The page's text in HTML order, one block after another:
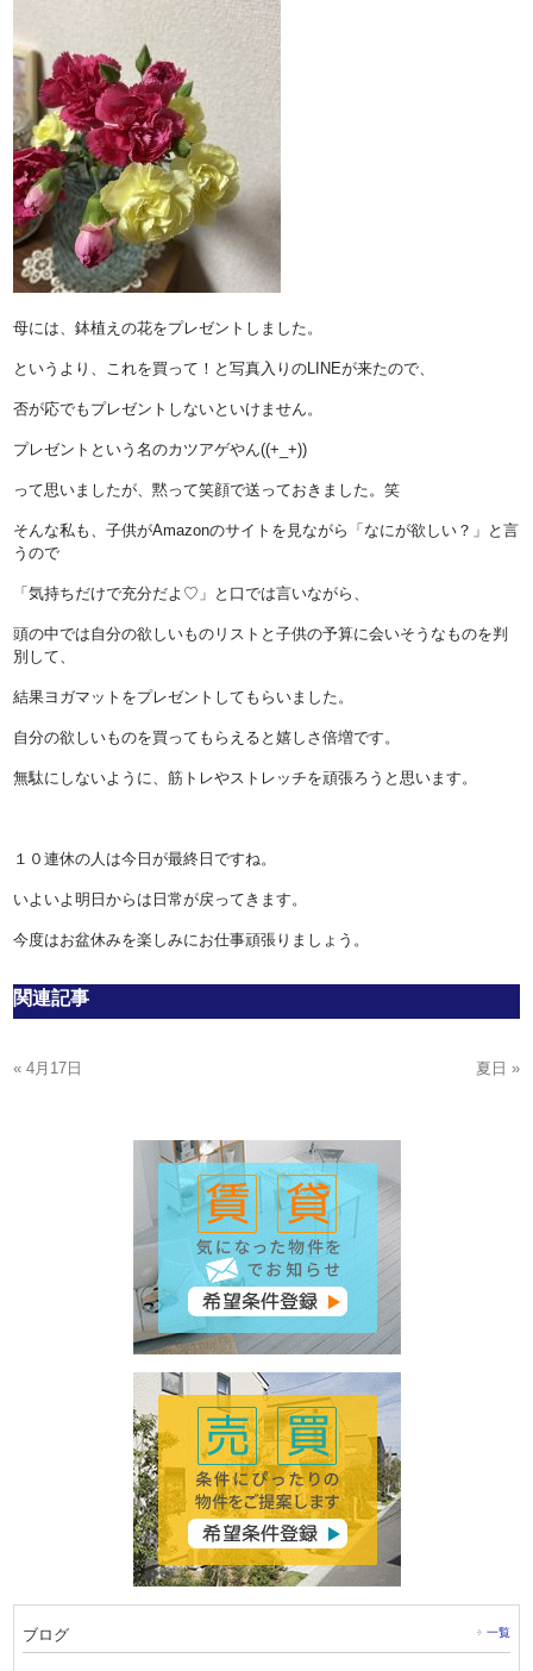
母には、鉢植えの花をプレゼントしました。
というより、これを買って！と写真入りのLINEが来たので、
否が応でもプレゼントしないといけません。
プレゼントという名のカツアゲやん((+_+))
って思いましたが、黙って笑顔で送っておきました。笑
そんな私も、子供がAmazonのサイトを見ながら「なにが欲しい？」と言
うので
「気持ちだけで充分だよ♡」と口では言いながら、
頭の中では自分の欲しいものリストと子供の予算に会いそうなものを判
別して、
結果ヨガマットをプレゼントしてもらいました。
自分の欲しいものを買ってもらえると嬉しさ倍増です。
無駄にしないように、筋トレやストレッチを頑張ろうと思います。
１０連休の人は今日が最終日ですね。
いよいよ明日からは日常が戻ってきます。
今度はお盆休みを楽しみにお仕事頑張りましょう。
関連記事
« 4月17日 夏日 »
ブログ 一覧